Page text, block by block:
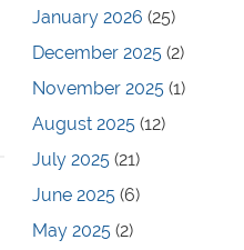
January 2026 (25)
December 2025 (2)
November 2025 (1)
August 2025 (12)
July 2025 (21)
June 2025 (6)
May 2025 (2)